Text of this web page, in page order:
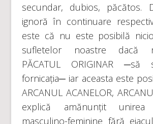
secundar, dubios, păcătos.
ignoră în continuare
este că nu este posibilă
sufletelor noastre dacă
PĂCATUL ORIGINAR ─să
fornicația─ iar aceasta este
ARCANUL ACANELOR,
explică amănunțit unirea
masculino-feminine fără